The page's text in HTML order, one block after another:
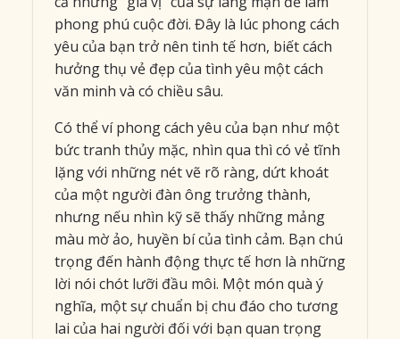
phong phú cuộc đời. Đây là lúc phong cách
yêu của bạn trở nên tinh tế hơn, biết cách
hưởng thụ vẻ đẹp của tình yêu một cách
văn minh và có chiều sâu.
Có thể ví phong cách yêu của bạn như một
bức tranh thủy mặc, nhìn qua thì có vẻ tĩnh
lặng với những nét vẽ rõ ràng, dứt khoát
của một người đàn ông trưởng thành,
nhưng nếu nhìn kỹ sẽ thấy những mảng
màu mờ ảo, huyền bí của tình cảm. Bạn chú
trọng đến hành động thực tế hơn là những
lời nói chót lưỡi đầu môi. Một món quà ý
nghĩa, một sự chuẩn bị chu đáo cho tương
lai của hai người đối với bạn quan trọng